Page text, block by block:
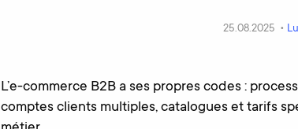
25.08.2025 •
L’e-commerce B2B a ses propres codes :
comptes clients multiples, catalogues et tarifs